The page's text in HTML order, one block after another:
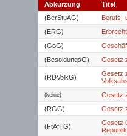
Abkürzung
Titel
(BerStuAG)
Berufs-
(ERG)
(GoG)
(BesoldungsG)
Gesetz
(RDVolkG)
Gesetz
(keine)
Gesetz
(RGG)
Gesetz
(FtAfTG)
Gesetz